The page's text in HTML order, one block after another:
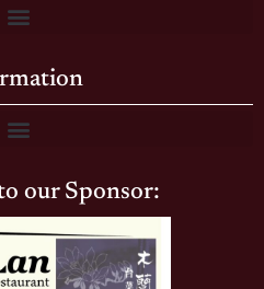
our Sponsor: